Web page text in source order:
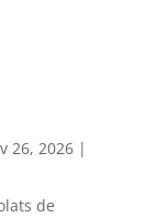
26, 2026|
de